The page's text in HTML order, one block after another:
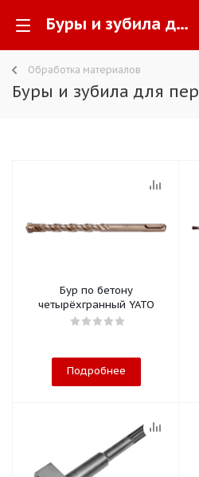
Буры и зубила для перфораторов -
Обработка материалов
Буры и зубила для
Бур по бетону
четырёхгранный YATO
Подробнее